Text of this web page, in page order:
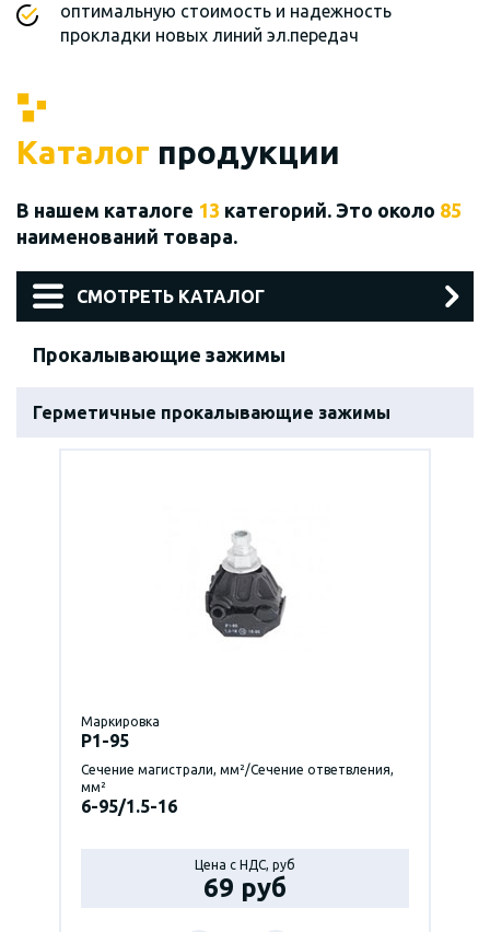
оптимальную стоимость и надежность
прокладки новых линий эл.передач
Каталог продукции
В нашем каталоге 13 категорий. Это около 85
наименований товара.
СМОТРЕТЬ КАТАЛОГ
Прокалывающие зажимы
Герметичные прокалывающие зажимы
Маркировка
P1-95
Сечение магистрали, мм²/Сечение ответвления,
мм²
6-95/1.5-16
Цена с НДС, руб
69 руб